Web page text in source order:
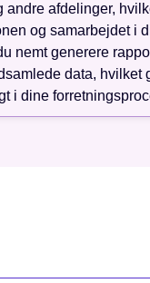
andre afdelinger,
og samarbejdet i
nemt generere
data, hvilket
i dine